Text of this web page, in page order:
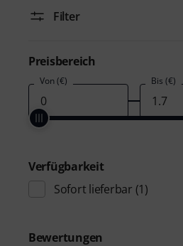
Filter
Preisbereich
Von (€) Bis (€)
Verfügbarkeit
Sofort lieferbar (1)
Bewertungen